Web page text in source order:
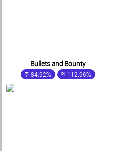
Bullets and Bounty
주 84.92% 일 112.96%